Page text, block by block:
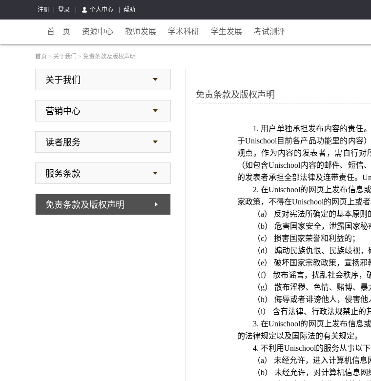
注册 登录 个人中心 帮助
首 页 资源中心 教师发展 学术科研 学生发展 考试测评
首页 > 关于我们 > 免责条款及版权声明
关于我们
营销中心
读者服务
服务条款
免责条款及版权声明
免责条款及版权声明
1. 用户单独承担发布内容的责任。
于Unischool目前各产品功能里的内容
观点。作为内容的发表者，需自行对
（如包含Unischool内容的邮件、短
的发表者承担全部法律及连带责任。
2. 在Unischool的网页上发布信息或
家政策，不得在Unischool的网页上或
（a） 反对宪法所确定的基本原则
（b） 危害国家安全，泄露国家秘
（c） 损害国家荣誉和利益的；
（d） 煽动民族仇恨、民族歧视，
（e） 破坏国家宗教政策，宣扬邪
（f） 散布谣言，扰乱社会秩序，破
（g） 散布淫秽、色情、赌博、暴
（h） 侮辱或者诽谤他人，侵害他
（i） 含有法律、行政法规禁止的其
3. 在Unischool的网页上发布信息或
的法律规定以及国际法的有关规定。
4. 不利用Unischool的服务从事以下
（a） 未经允许，进入计算机信息
（b） 未经允许，对计算机信息网